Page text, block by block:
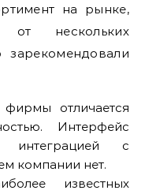
на рынке,
от нескольких
зарекомендовали
отличается
Интерфейс
с
компании нет.
известных